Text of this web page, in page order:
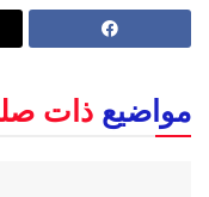
مواضيع ذات